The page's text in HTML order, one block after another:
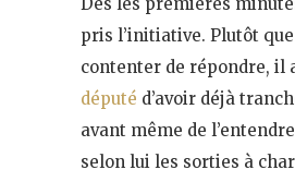
Dès les premières
pris l’initiative. Plutôt que
contenter de répondre, il
député d’avoir déjà
avant même de
selon lui les sorties à